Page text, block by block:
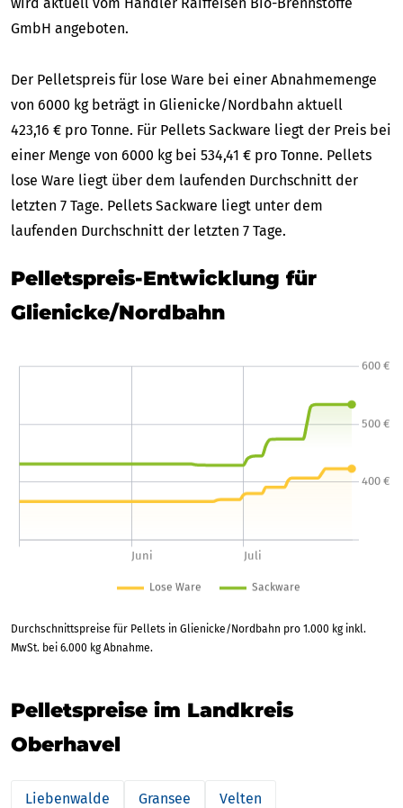
GmbH angeboten.
Der Pelletspreis für lose Ware bei einer Abnahmemenge
von 6000 kg beträgt in Glienicke/Nordbahn aktuell
423,16 € pro Tonne. Für Pellets Sackware liegt der Preis bei
einer Menge von 6000 kg bei 534,41 € pro Tonne. Pellets
lose Ware liegt über dem laufenden Durchschnitt der
letzten 7 Tage. Pellets Sackware liegt unter dem
laufenden Durchschnitt der letzten 7 Tage.
Pelletspreis-Entwicklung für
Glienicke/Nordbahn
Durchschnittspreise für Pellets in Glienicke/Nordbahn pro 1.000 kg inkl.
MwSt. bei 6.000 kg Abnahme.
Pelletspreise im Landkreis
Oberhavel
Liebenwalde Gransee Velten